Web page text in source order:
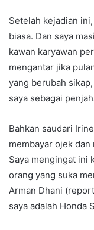
Setelah kejadian
biasa. Dan saya
kawan karyawan
mengantar jika
yang berubah
saya sebagai
Bahkan saudari
membayar ojek
Saya mengingat ini
orang yang suka
Arman Dhani
saya adalah Honda